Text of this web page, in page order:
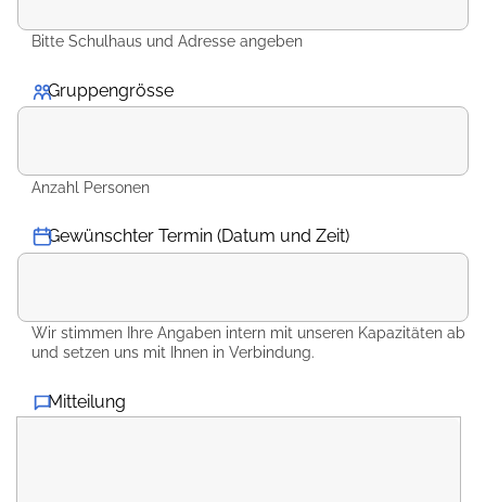
Bitte Schulhaus und Adresse angeben
Gruppengrösse
Anzahl Personen
Gewünschter Termin (Datum und Zeit)
Wir stimmen Ihre Angaben intern mit unseren Kapazitäten ab
und setzen uns mit Ihnen in Verbindung.
Mitteilung